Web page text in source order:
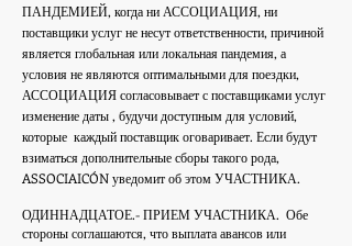
ПАНДЕМИЕЙ, когда ни АССОЦИАЦИЯ, ни
поставщики услуг не несут ответственности, причиной
является глобальная или локальная пандемия, а
условия не являются оптимальными для поездки,
АССОЦИАЦИЯ согласовывает с поставщиками услуг
изменение даты , будучи доступным для условий,
которые каждый поставщик оговаривает. Если будут
взиматься дополнительные сборы такого рода,
ASSOCIAICÓN уведомит об этом УЧАСТНИКА.
ОДИННАДЦАТОЕ.- ПРИЕМ УЧАСТНИКА. Обе
стороны соглашаются, что выплата авансов или